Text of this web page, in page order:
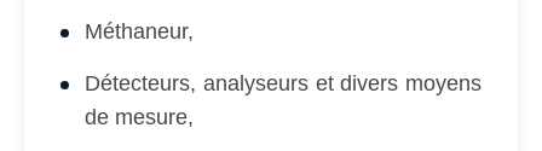
Méthaneur,
Détecteurs, analyseurs et divers moyens
de mesure,